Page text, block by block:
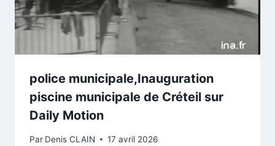
police municipale,Inauguration
piscine municipale de Créteil sur
Daily Motion
Par Denis CLAIN 17 avril 2026